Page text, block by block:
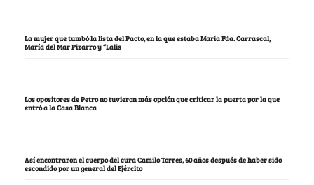
La mujer que tumbó la lista del Pacto, en la que estaba María Fda. Carrascal,
María del Mar Pizarro y “Lalis
Los opositores de Petro no tuvieron más opción que criticar la puerta por la que
entró a la Casa Blanca
Así encontraron el cuerpo del cura Camilo Torres, 60 años después de haber sido
escondido por un general del Ejército